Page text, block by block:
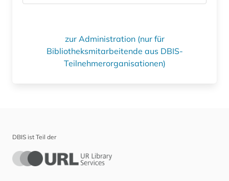
zur Administration (nur für
Bibliotheksmitarbeitende aus DBIS-
Teilnehmerorganisationen)
DBIS ist Teil der